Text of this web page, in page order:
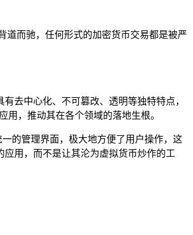
道而驰，任何形式的加密货币交易都是被严
去中心化、不可篡改、透明等独特特点，
，推动其在各个领域的落地生根。
的管理界面，极大地方便了用户操作，这
用，而不是让其沦为虚拟货币炒作的工